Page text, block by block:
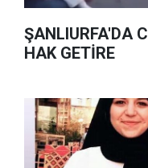
ŞANLIURFA'DA
HAK GETİRE